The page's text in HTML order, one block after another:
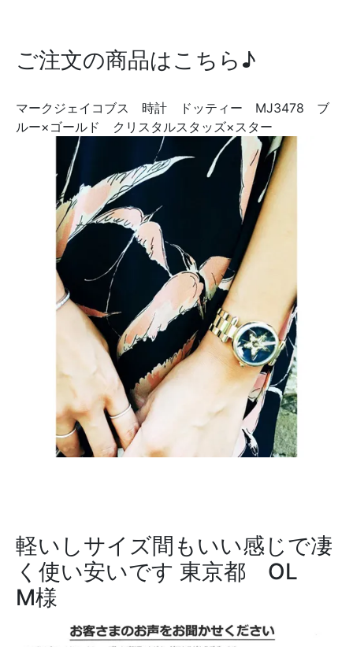
ご注文の商品はこちら♪
マークジェイコブス 時計 ドッティー MJ3478 ブ
ルー×ゴールド クリスタルスタッズ×スター
軽いしサイズ間もいい感じで凄
く使い安いです 東京都 OL
M様